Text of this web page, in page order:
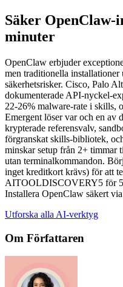
Säker OpenClaw-
minuter
OpenClaw erbjuder
men traditionella
säkerhetsrisker. Cisco, Palo
dokumenterade API-nyckel-
22-26% malware-rate i skills,
Emergent löser var och en av
krypterade referensvalv,
förgranskat skills-bibliotek,
minskar setup från 2+ timmar
utan terminalkommandon.
inget kreditkort krävs) för att
AITOOLDISCOVERY5 för
Installera OpenClaw säkert
Utforska alla AI-verktyg
Om Författaren